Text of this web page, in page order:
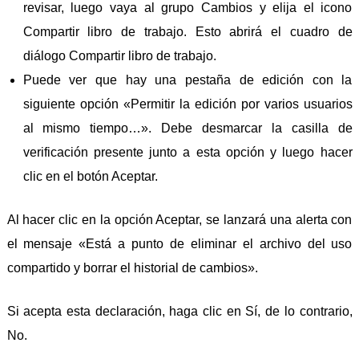
revisar, luego vaya al grupo Cambios y elija el icono
Compartir libro de trabajo. Esto abrirá el cuadro de
diálogo Compartir libro de trabajo.
Puede ver que hay una pestaña de edición con la
siguiente opción «Permitir la edición por varios usuarios
al mismo tiempo…». Debe desmarcar la casilla de
verificación presente junto a esta opción y luego hacer
clic en el botón Aceptar.
Al hacer clic en la opción Aceptar, se lanzará una alerta con
el mensaje «Está a punto de eliminar el archivo del uso
compartido y borrar el historial de cambios».
Si acepta esta declaración, haga clic en Sí, de lo contrario,
No.